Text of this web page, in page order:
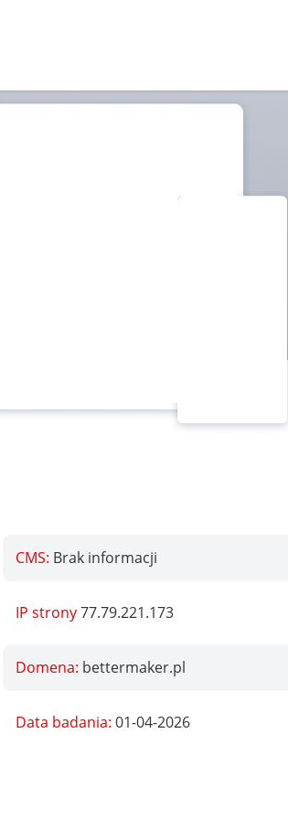
CMS: Brak informacji
IP strony77.79.221.173
Domena: bettermaker.pl
Data badania: 01-04-2026